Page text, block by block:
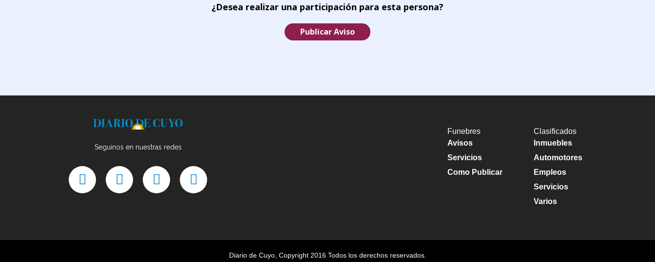
¿Desea realizar una participación para esta persona?
Publicar Aviso
Seguinos en nuestras redes
Funebres
Avisos
Servicios
Como Publicar
Clasificados
Inmuebles
Automotores
Empleos
Servicios
Varios
Diario de Cuyo, Copyright 2016 Todos los derechos reservados.